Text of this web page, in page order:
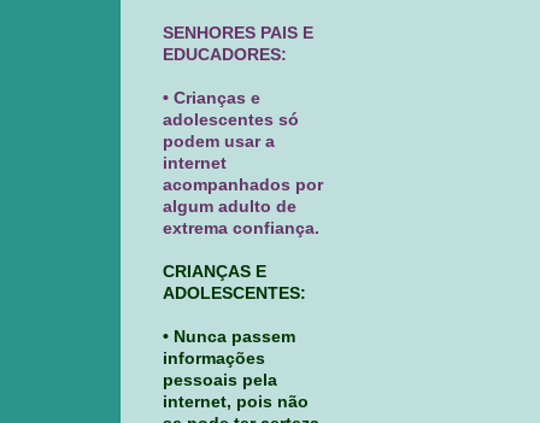
SENHORES PAIS E
EDUCADORES:
• Crianças e
adolescentes só
podem usar a
internet
acompanhados por
algum adulto de
extrema confiança.
CRIANÇAS E
ADOLESCENTES:
• Nunca passem
informações
pessoais pela
internet, pois não